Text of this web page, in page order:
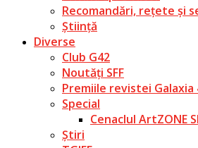
Recomandări, rețete și
Știință
Diverse
Club G42
Noutăți SFF
Premiile revistei Galaxia
Special
Cenaclul ArtZONE
Știri